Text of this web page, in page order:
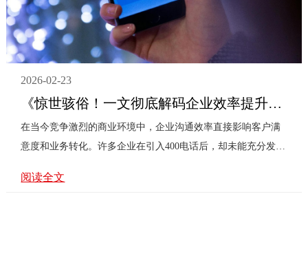
2026-02-23
《惊世骇俗！一文彻底解码企业效率提升秘诀——"400电话怎么用"的现代商业实战全解析》
在当今竞争激烈的商业环境中，企业沟通效率直接影响客户满
意度和业务转化。许多企业在引入400电话后，却未能充分发挥
解析400电话的现代商业实战应用，助您真正提升企业效率。问
阅读全文